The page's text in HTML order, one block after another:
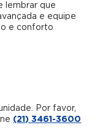
lembrar que
e equipe
e conforto
Por favor,
(21) 3461-3600